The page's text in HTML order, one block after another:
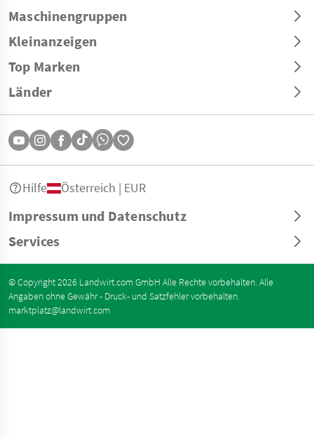
Maschinengruppen
Kleinanzeigen
Top Marken
Länder
Impressum und Datenschutz
Services
Hilfe Österreich | EUR
© Copyright 2026 Landwirt.com GmbH Alle Rechte vorbehalten. Alle
Angaben ohne Gewähr - Druck- und Satzfehler vorbehalten.
marktplatz@landwirt.com